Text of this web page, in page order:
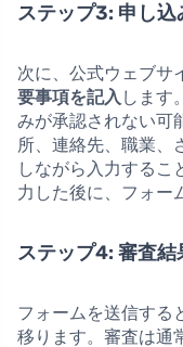
ステップ3: 申し
次に、公式ウェブサ
要事項を記入 します
みが承認されない可
所、連絡先、職業、
しながら入力するこ
力した後に、フォー
ステップ4: 審査結
フォームを送信する
移ります。審査は通